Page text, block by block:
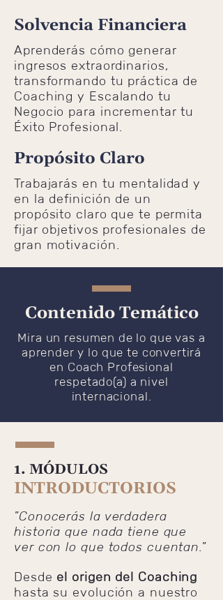
Solvencia Financiera
Aprenderás cómo generar
ingresos extraordinarios,
transformando tu práctica de
Coaching y Escalando tu
Negocio para incrementar tu
Éxito Profesional.
Propósito Claro
Trabajarás en tu mentalidad y
en la definición de un
propósito claro que te permita
fijar objetivos profesionales de
gran motivación.
Contenido Temático
Mira un resumen de lo que vas a
aprender y lo que te convertirá
en Coach Profesional
respetado(a) a nivel
internacional.
1. MÓDULOS
INTRODUCTORIOS
"Conocerás la verdadera
historia que nada tiene que
ver con lo que todos cuentan."
Desde el origen del Coaching
hasta su evolución a nuestro